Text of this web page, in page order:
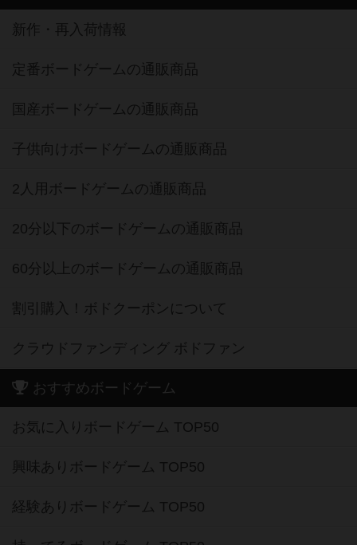
新作・再入荷情報
定番ボードゲームの通販商品
国産ボードゲームの通販商品
子供向けボードゲームの通販商品
2人用ボードゲームの通販商品
20分以下のボードゲームの通販商品
60分以上のボードゲームの通販商品
割引購入！ボドクーポンについて
クラウドファンディング ボドファン
おすすめボードゲーム
お気に入りボードゲーム TOP50
興味ありボードゲーム TOP50
経験ありボードゲーム TOP50